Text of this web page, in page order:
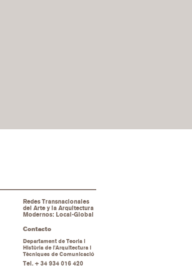
Redes Transnacionales
del Arte y la Arquitectura
Modernos: Local-Global
Contacto
Departament de Teoria i
Història de l'Arquitectura i
Tècniques de Comunicació
Tel.+ 34 934 016 420